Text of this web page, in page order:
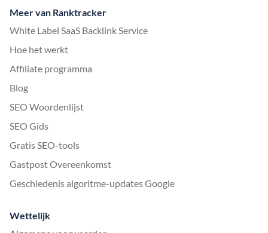
Meer van Ranktracker
White Label SaaS Backlink Service
Hoe het werkt
Affiliate programma
Blog
SEO Woordenlijst
SEO Gids
Gratis SEO-tools
Gastpost Overeenkomst
Geschiedenis algoritme-updates Google
Wettelijk